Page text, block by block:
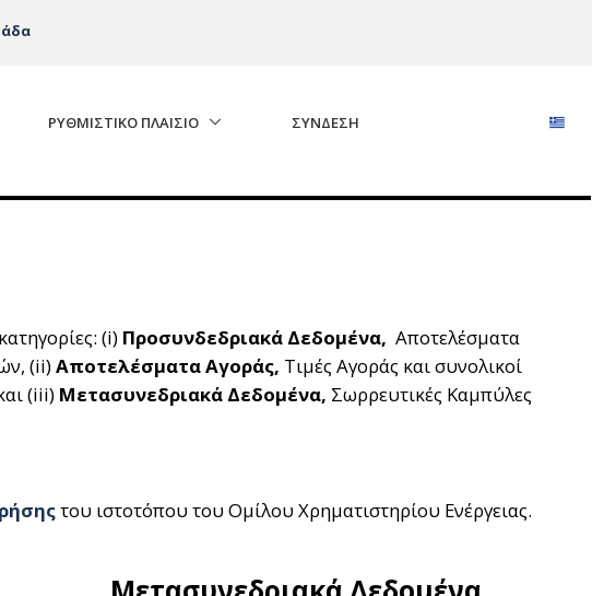
ΡΥΘΜΙΣΤΙΚΟ ΠΛΑΙΣΙΟ ΣΎΝΔΕΣΗ
(i) Προσυνδεδριακά Δεδομένα, Αποτελέσματα
(ii)Αποτελέσματα Αγοράς, Τιμές Αγοράς και συνολικοί
(iii) Μετασυνεδριακά Δεδομένα, Σωρρευτικές Καμπύλες
του ιστοτόπου του Ομίλου Χρηματιστηρίου Ενέργειας.